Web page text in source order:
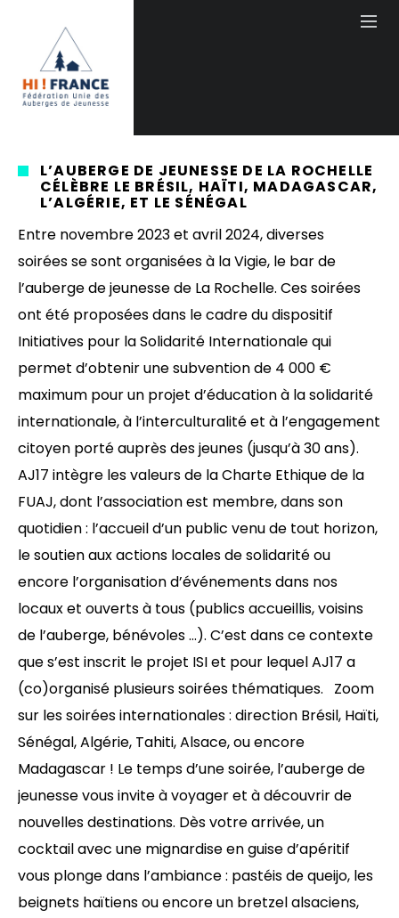
L’AUBERGE DE JEUNESSE DE LA ROCHELLE
CÉLÈBRE LE BRÉSIL, HAÏTI, MADAGASCAR,
L’ALGÉRIE, ET LE SÉNÉGAL
Entre novembre 2023 et avril 2024, diverses
soirées se sont organisées à la Vigie, le bar de
l’auberge de jeunesse de La Rochelle. Ces soirées
ont été proposées dans le cadre du dispositif
Initiatives pour la Solidarité Internationale qui
permet d’obtenir une subvention de 4 000 €
maximum pour un projet d’éducation à la solidarité
internationale, à l’interculturalité et à l’engagement
citoyen porté auprès des jeunes (jusqu’à 30 ans).
AJ17 intègre les valeurs de la Charte Ethique de la
FUAJ, dont l’association est membre, dans son
quotidien : l’accueil d’un public venu de tout horizon,
le soutien aux actions locales de solidarité ou
encore l’organisation d’événements dans nos
locaux et ouverts à tous (publics accueillis, voisins
de l’auberge, bénévoles …). C’est dans ce contexte
que s’est inscrit le projet ISI et pour lequel AJ17 a
(co)organisé plusieurs soirées thématiques. Zoom
sur les soirées internationales : direction Brésil, Haïti,
Sénégal, Algérie, Tahiti, Alsace, ou encore
Madagascar ! Le temps d’une soirée, l’auberge de
jeunesse vous invite à voyager et à découvrir de
nouvelles destinations. Dès votre arrivée, un
cocktail avec une mignardise en guise d’apéritif
vous plonge dans l’ambiance : pastéis de queijo, les
beignets haïtiens ou encore un bretzel alsaciens,